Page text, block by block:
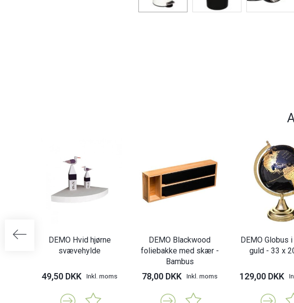
DEMO Hvid hjørne
svævehylde
49,50 DKK Inkl. moms
DEMO Blackwood
foliebakke med skær -
Bambus
78,00 DKK Inkl. moms
DEMO Globus
guld - 33 x
129,00 DKK